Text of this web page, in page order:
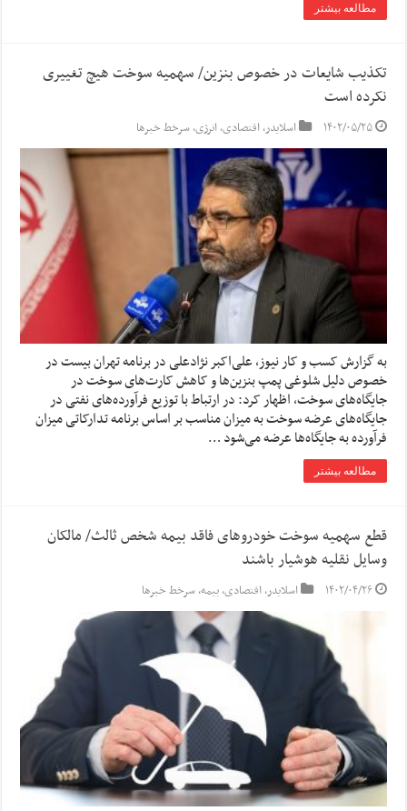
مطالعه بیشتر
تکذیب شایعات در خصوص بنزین/ سهمیه سوخت هیچ تغییری
نکرده است
۱۴۰۲/۰۵/۲۵ اسلایدر,اقتصادی,انرژی,سرخط خبرها
به گزارش کسب و کار نیوز، علی‌اکبر نژادعلی در برنامه تهران بیست در
خصوص دلیل شلوغی پمپ بنزین‌ها و کاهش کارت‌های سوخت در
جایگاه‌های سوخت، اظهار کرد: در ارتباط با توزیع فرآورده‌های نفتی در
جایگاه‌های عرضه سوخت به میزان مناسب بر اساس برنامه تدارکاتی میزان
فرآورده به جایگاه‌ها عرضه می‌شود …
مطالعه بیشتر
قطع سهمیه سوخت خودروهای فاقد بیمه شخص ثالث/ مالکان
وسایل نقلیه هوشیار باشند
۱۴۰۲/۰۴/۲۶ اسلایدر,اقتصادی,بیمه,سرخط خبرها